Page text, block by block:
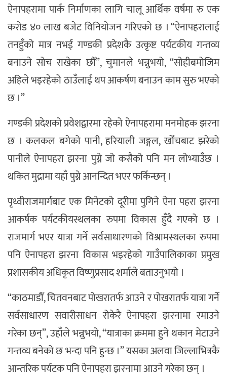
ऐनापहरामा पार्क निर्माणका लागि चालू आर्थिक वर्षमा रु एक
करोड ४० लाख बजेट विनियोजन गरिएको छ । “ऐनापहरालाई
तनहुँको मात्र नभई गण्डकी प्रदेशकै उत्कृष्ट पर्यटकीय गन्तव्य
बनाउने सोच राखेका छौँ”, चुमानले भन्नुभयो, “सोहीबमोजिम
अहिले भइरहेको ठाउँलाई थप आकर्षण बनाउन काम सुरु भएको
छ ।”
गण्डकी प्रदेशको प्रवेशद्वारमा रहेको ऐनापहरामा मनमोहक झरना
छ । कलकल बगेको पानी, हरियाली जङ्गल, खोँचबाट झरेको
पानीले ऐनापहरा झरना पुग्ने जो कसैको पनि मन लोभ्याउँछ ।
थकित मुद्रामा यहाँ पुग्ने आनन्दित भएर फर्किन्छन् ।
पृथ्वीराजमार्गबाट एक मिनेटको दूरीमा पुगिने ऐना पहरा झरना
आकर्षक पर्यटकीयस्थलका रुपमा विकास हुँदै गएको छ ।
राजमार्ग भएर यात्रा गर्ने सर्वसाधारणको विश्रामस्थलका रुपमा
पनि ऐनापहरा झरना विकास भइरहेको गाउँपालिकाका प्रमुख
प्रशासकीय अधिकृत विष्णुप्रसाद शर्माले बताउनुभयो ।
“काठमाडौँ, चितवनबाट पोखरातर्फ आउने र पोखरातर्फ यात्रा गर्ने
सर्वसाधारण सवारीसाधन रोकेरै ऐनापहरा झरनामा रमाउने
गरेका छन्”, उहाँले भन्नुभयो, “यात्राका क्रममा हुने थकान मेटाउने
गन्तव्य बनेको छ भन्दा पनि हुन्छ ।” यसका अलवा जिल्लाभित्रकै
आन्तरिक पर्यटक पनि ऐनापहरा झरनामा आउने गरेका छन् ।